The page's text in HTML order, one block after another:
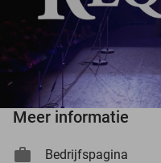
Meer informatie
Bedrijfspagina